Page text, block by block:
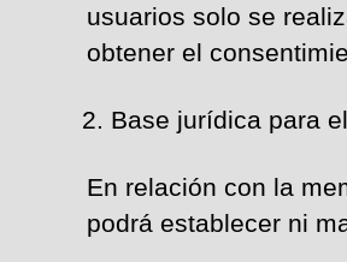
usuarios solo se
obtener el
Base jurídica para
En relación con la
podrá establecer ni